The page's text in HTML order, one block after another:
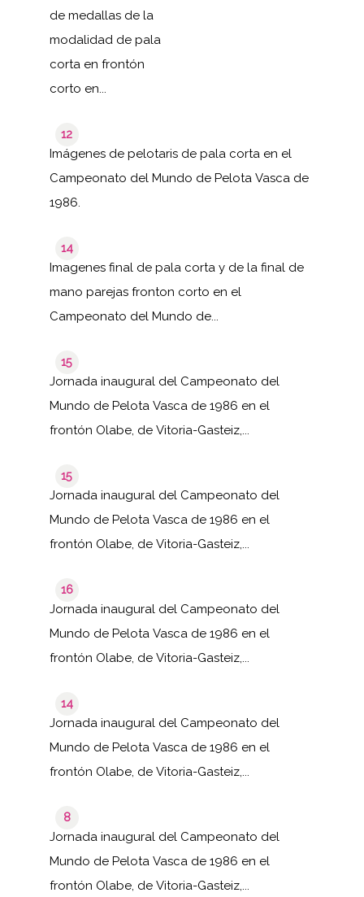
de medallas de la
modalidad de pala
corta en frontón
corto en...
12
Imágenes de pelotaris de pala corta en el
Campeonato del Mundo de Pelota Vasca de
1986.
14
Imagenes final de pala corta y de la final de
mano parejas fronton corto en el
Campeonato del Mundo de...
15
Jornada inaugural del Campeonato del
Mundo de Pelota Vasca de 1986 en el
frontón Olabe, de Vitoria-Gasteiz,...
15
Jornada inaugural del Campeonato del
Mundo de Pelota Vasca de 1986 en el
frontón Olabe, de Vitoria-Gasteiz,...
16
Jornada inaugural del Campeonato del
Mundo de Pelota Vasca de 1986 en el
frontón Olabe, de Vitoria-Gasteiz,...
14
Jornada inaugural del Campeonato del
Mundo de Pelota Vasca de 1986 en el
frontón Olabe, de Vitoria-Gasteiz,...
8
Jornada inaugural del Campeonato del
Mundo de Pelota Vasca de 1986 en el
frontón Olabe, de Vitoria-Gasteiz,...